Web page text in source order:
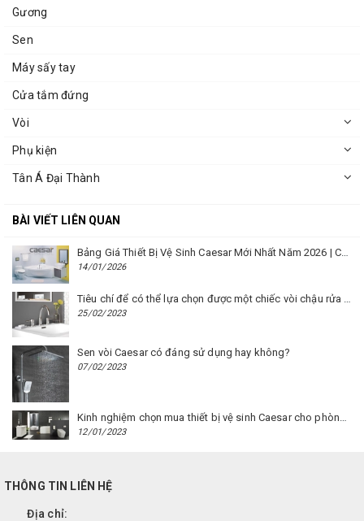
Gương
Sen
Máy sấy tay
Cửa tắm đứng
Vòi
Phụ kiện
Tân Á Đại Thành
BÀI VIẾT LIÊN QUAN
Bảng Giá Thiết Bị Vệ Sinh Caesar Mới Nhất Năm 2026 | Cập Nhật Liên Tục Tại BM8.VN
14/01/2026
25/02/2023
Sen vòi Caesar có đáng sử dụng hay không?
07/02/2023
12/01/2023
THÔNG TIN LIÊN HỆ
Địa chỉ: